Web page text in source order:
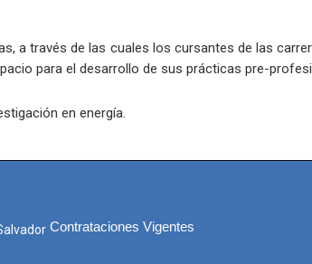
a través de las cuales los cursantes de las
para el desarrollo de sus prácticas pre-
en energía.
Contrataciones Vigentes